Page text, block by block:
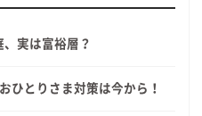
実は富裕層？
ひとりさま対策は今から！